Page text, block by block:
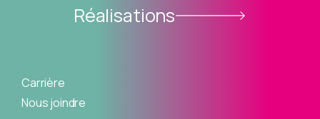
Réalisations
Carrière
Nous joindre